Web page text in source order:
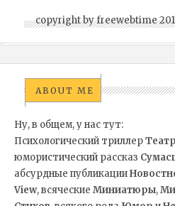
copyright by freewebtime
ABOUT ME
Ну, в общем, у нас тут:
Психологический триллер
юмористический рассказ
абсурдные публикации
View, всяческие Миниатюры,